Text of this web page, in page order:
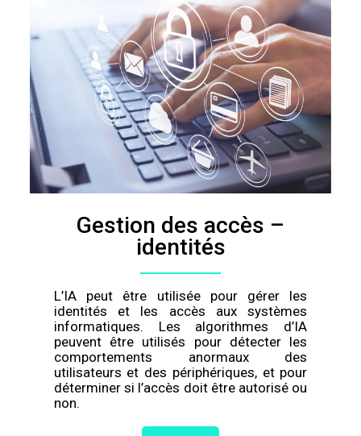
Gestion des accès –
identités
L’IA peut être utilisée pour gérer les
identités et les accès aux systèmes
informatiques. Les algorithmes d’IA
peuvent être utilisés pour détecter les
comportements anormaux des
utilisateurs et des périphériques, et pour
déterminer si l’accès doit être autorisé ou
non.